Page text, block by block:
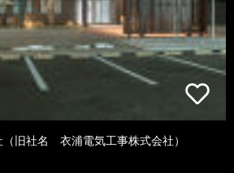
旧社名 衣浦電気工事株式会社）